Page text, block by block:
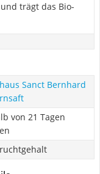
trägt das Bio-
Sanct Bernhard
von 21 Tagen